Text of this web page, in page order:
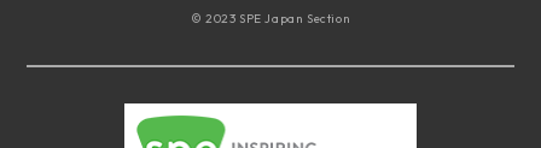
© 2023 SPE Japan Section